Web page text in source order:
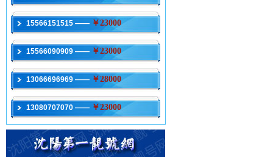
15566151515 —— ￥23000
15566090909 —— ￥23000
13066696969 —— ￥28000
13080707070 —— ￥23000